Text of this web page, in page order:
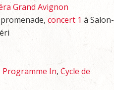
Grand Avignon
concert 1 à Salon-
Programme In, Cycle de